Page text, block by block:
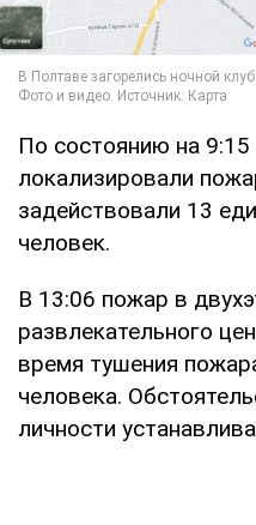
По состоянию на 9:15
локализировали
задействовали 13
человек.
В 13:06 пожар в
развлекательного
время тушения
человека.
личности